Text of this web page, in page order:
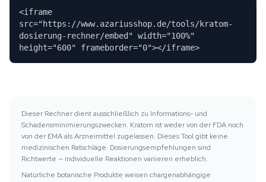
<iframe
src="https://www.azariusshop.de/tools/kratom-
dosierung-rechner/embed" width="100%"
height="600" frameborder="0"></iframe>
Dieser Rechner dient ausschließlich zu Informations- und
Schadensminimierungszwecken. Kratom ist weder von der FDA noch
von der EMA als Arzneimittel zugelassen. Dieses Tool gibt keine
medizinischen Ratschläge. Dosierungsempfehlungen sind
Richtwerte — individuelle Reaktionen variieren erheblich.
Natürliche botanische Produkte weisen chargenabhängige